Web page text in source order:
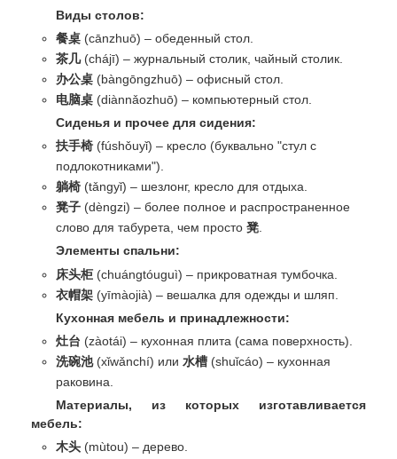
Виды столов:
餐桌 (cānzhuō) – обеденный стол.
茶几(chájī) – журнальный столик, чайный столик.
办公桌 (bàngōngzhuō) – офисный стол.
电脑桌 (diànnǎozhuō) – компьютерный стол.
Сиденья и прочее для сидения:
扶手椅 (fúshǒuyǐ) – кресло (буквально "стул с
подлокотниками").
躺椅 (tǎngyǐ) – шезлонг, кресло для отдыха.
凳子 (dèngzi) – более полное и распространенное
слово для табурета, чем просто 凳
Элементы спальни:
床头柜 (chuángtóuguì) – прикроватная тумбочка.
衣帽架 (yīmàojià) – вешалка для одежды и шляп.
Кухонная мебель и принадлежности:
灶台 (zàotái) – кухонная плита (сама поверхность).
洗碗池(xǐwǎnchí) или 水槽 (shuǐcáo) – кухонная
раковина.
Материалы, из которых изготавливается
мебель:
木头 (mùtou) – дерево.